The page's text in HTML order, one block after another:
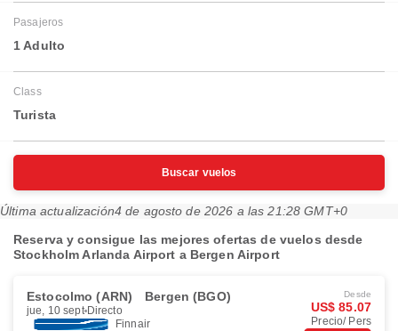
Pasajeros
1 Adulto
Class
Turista
Buscar vuelos
Última actualización4 de agosto de 2026 a las 21:28 GMT+0
Reserva y consigue las mejores ofertas de vuelos desde
Stockholm Arlanda Airport a Bergen Airport
Estocolmo (ARN) Bergen (BGO)
jue, 10 sept Directo
Finnair
Desde
US$ 85.07
Precio/ Pers